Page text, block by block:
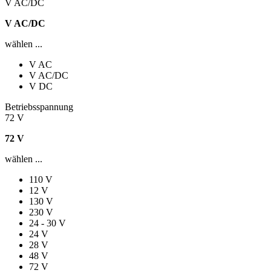
V AC/DC
V AC/DC
wählen ...
V AC
V AC/DC
V DC
Betriebsspannung
72 V
72 V
wählen ...
110 V
12 V
130 V
230 V
24 - 30 V
24 V
28 V
48 V
72 V